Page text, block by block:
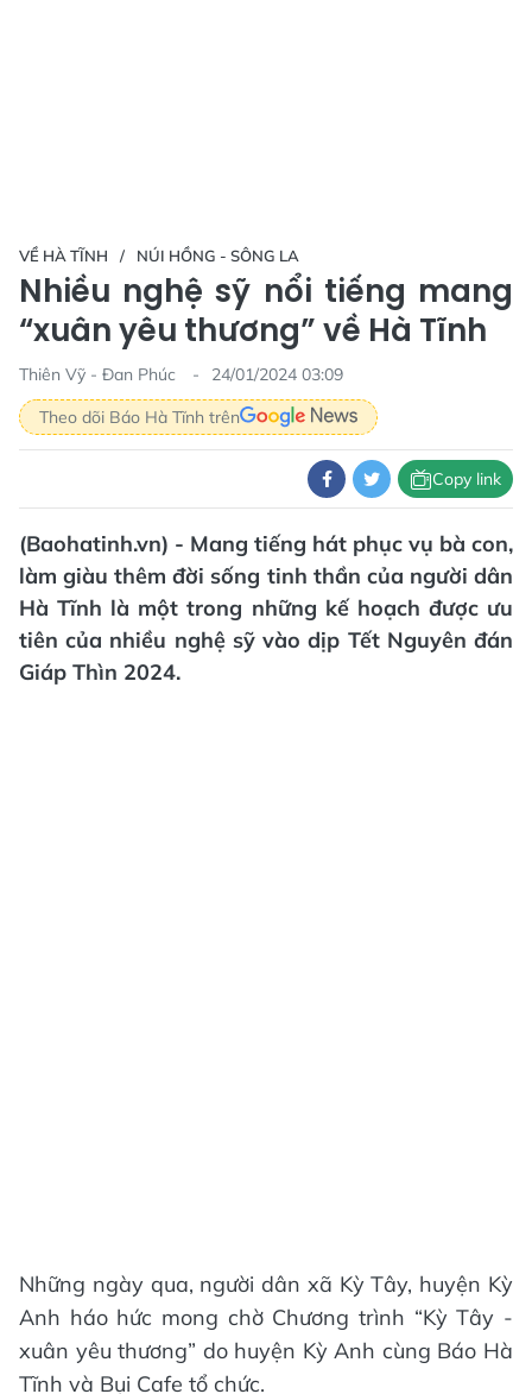
VỀ HÀ TĨNH NÚI HỒNG - SÔNG LA
Nhiều nghệ sỹ nổi tiếng mang
“xuân yêu thương” về Hà Tĩnh
Thiên Vỹ - Đan Phúc
24/01/2024 03:09
Theo dõi Báo Hà Tĩnh trên
Copy link
(Baohatinh.vn) - Mang tiếng hát phục vụ bà con,
làm giàu thêm đời sống tinh thần của người dân
Hà Tĩnh là một trong những kế hoạch được ưu
tiên của nhiều nghệ sỹ vào dịp Tết Nguyên đán
Giáp Thìn 2024.
Những ngày qua, người dân xã Kỳ Tây, huyện Kỳ
Anh háo hức mong chờ Chương trình “Kỳ Tây -
xuân yêu thương” do huyện Kỳ Anh cùng Báo Hà
Tĩnh và Bụi Cafe tổ chức.